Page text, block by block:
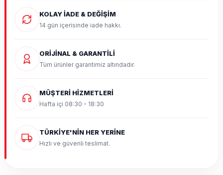
KOLAY İADE & DEĞİŞİM
14 gün içerisinde iade hakkı.
ORİJİNAL & GARANTİLİ
Tüm ürünler garantimiz altındadır.
MÜŞTERİ HİZMETLERİ
Hafta içi 08:30 - 18:30
TÜRKİYE'NİN HER YERİNE
Hızlı ve güvenli teslimat.